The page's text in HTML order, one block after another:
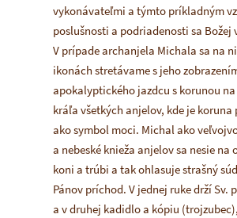
vykonávateľmi a týmto príkladným
poslušnosti a podriadenosti sa Božej
V prípade archanjela Michala sa na
ikonách stretávame s jeho
apokalyptického jazdcu s korunou
kráľa všetkých anjelov, kde je koruna
ako symbol moci. Michal ako
a nebeské knieža anjelov sa nesie na
koni a trúbi a tak ohlasuje strašný
Pánov príchod. V jednej ruke drží Sv.
a v druhej kadidlo a kópiu